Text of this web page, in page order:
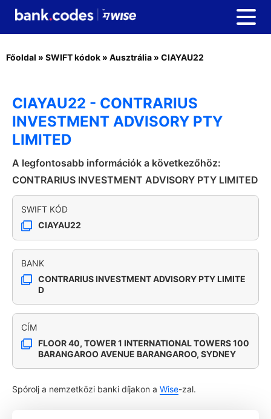
Főoldal » SWIFT kódok » Ausztrália » CIAYAU22
CIAYAU22 - CONTRARIUS
INVESTMENT ADVISORY PTY
LIMITED
A legfontosabb információk a következőhöz:
CONTRARIUS INVESTMENT ADVISORY PTY LIMITED
SWIFT KÓD
CIAYAU22
BANK
CONTRARIUS INVESTMENT ADVISORY PTY LIMITE
D
CÍM
FLOOR 40, TOWER 1 INTERNATIONAL TOWERS 100
BARANGAROO AVENUE BARANGAROO, SYDNEY
Spórolj a nemzetközi banki díjakon a Wise-zal.